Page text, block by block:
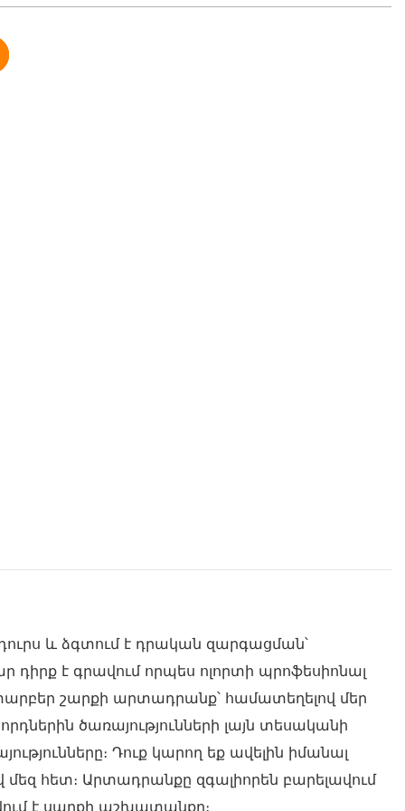
և ձգտում է դրական զարգացման՝
է գրավում որպես ոլորտի պրոֆեսիոնալ
շարքի արտադրանք՝ համատեղելով մեր
ծառայությունների լայն տեսականի
Դուք կարող եք ավելին իմանալ
հետ։ Արտադրանքը զգալիորեն բարելավում
է սարքի աշխատանքը։